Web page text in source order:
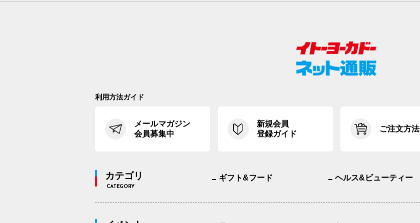
利用方法ガイド
メールマガジン
会員募集中
新規会員
登録ガイド
ご注文方法
カテゴリ
CATEGORY
ギフト&フード ヘルス&ビューティー